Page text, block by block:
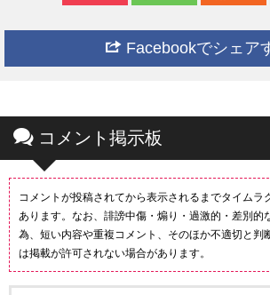
Facebookでシェア
コメント掲示板
コメントが投稿されてから表示されるまでタイムラ
あります。なお、誹謗中傷・煽り・過激的・差別的
為、短い内容や重複コメント、そのほか不適切と判
は掲載が許可されない場合があります。